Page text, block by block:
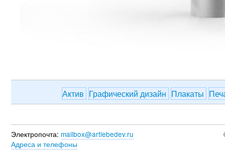
Актив Графический дизайн Плакаты
Электропочта: mailbox@artlebedev.ru
Адреса и телефоны